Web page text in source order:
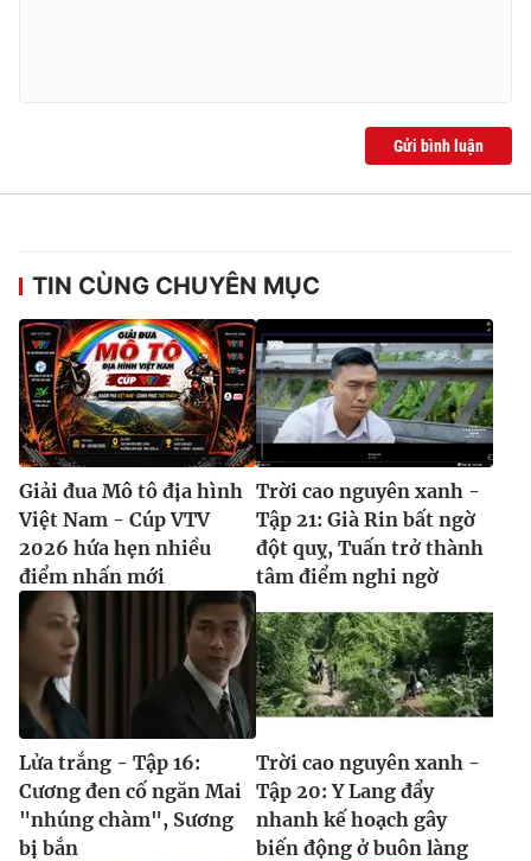
Gửi bình luận
TIN CÙNG CHUYÊN MỤC
Giải đua Mô tô địa hình
Việt Nam - Cúp VTV
2026 hứa hẹn nhiều
điểm nhấn mới
Trời cao nguyên xanh -
Tập 21: Già Rin bất ngờ
đột quỵ, Tuấn trở thành
tâm điểm nghi ngờ
Lửa trắng - Tập 16:
Cương đen cố ngăn Mai
"nhúng chàm", Sương
bị bắn
Trời cao nguyên xanh -
Tập 20: Y Lang đẩy
nhanh kế hoạch gây
biến động ở buôn làng